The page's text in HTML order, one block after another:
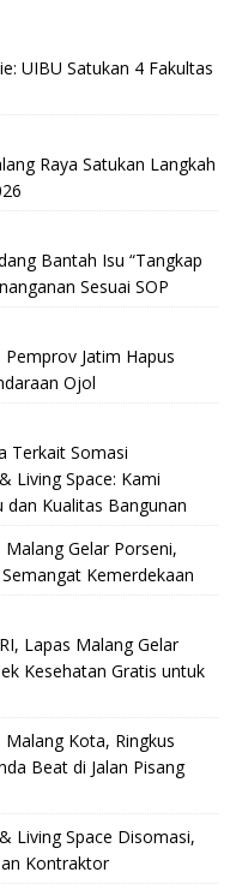
UIBU Satukan 4 Fakultas
Raya Satukan Langkah
Bantah Isu “Tangkap
Sesuai SOP
Pemprov Jatim Hapus
Ojol
Terkait Somasi
Living Space: Kami
Kualitas Bangunan
Gelar Porseni,
Kemerdekaan
Lapas Malang Gelar
Kesehatan Gratis untuk
Kota, Ringkus
Beat di Jalan Pisang
Living Space Disomasi,
Kontraktor